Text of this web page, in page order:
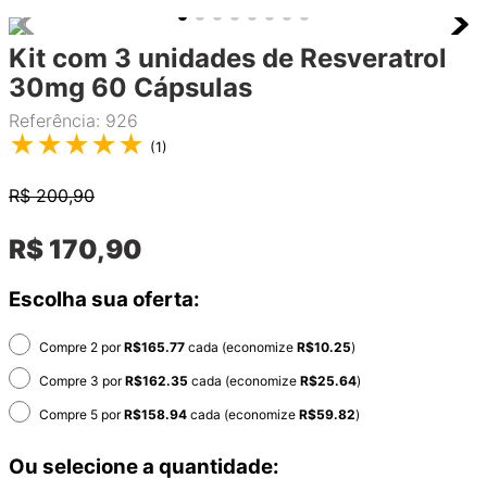
Kit com 3 unidades de Resveratrol
30mg 60 Cápsulas
Referência: 926
★★★★★ (1)
R$200,90
R$ 170,90
Escolha sua oferta:
Compre 2 porR$165.77 cada (economize R$10.25)
Compre 3 porR$162.35 cada (economize R$25.64)
Compre 5 porR$158.94 cada (economize R$59.82)
Ou selecione a quantidade: